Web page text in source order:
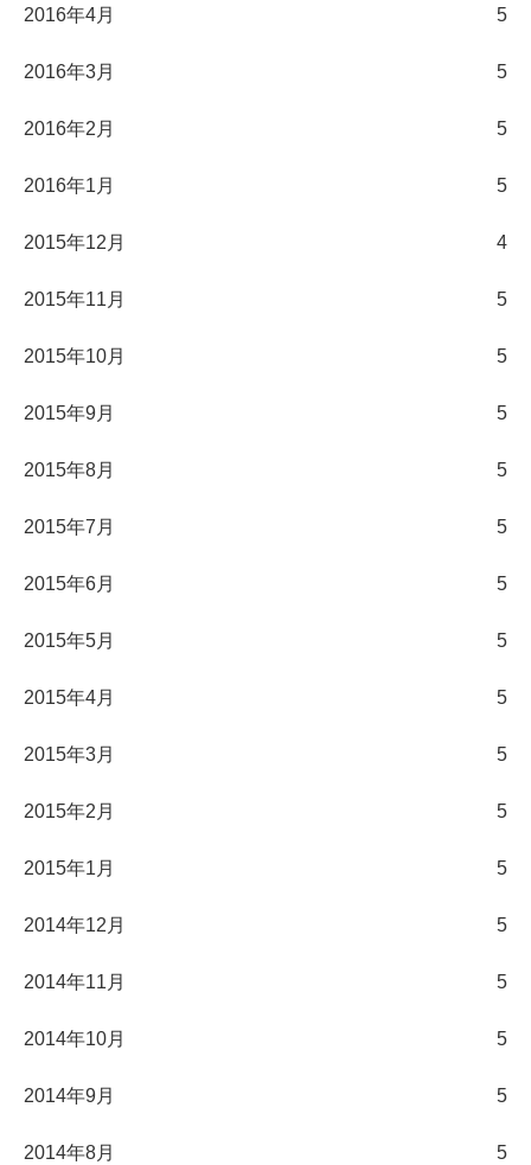
2016年4月 5
2016年3月 5
2016年2月 5
2016年1月 5
2015年12月 4
2015年11月 5
2015年10月 5
2015年9月 5
2015年8月 5
2015年7月 5
2015年6月 5
2015年5月 5
2015年4月 5
2015年3月 5
2015年2月 5
2015年1月 5
2014年12月 5
2014年11月 5
2014年10月 5
2014年9月 5
2014年8月 5